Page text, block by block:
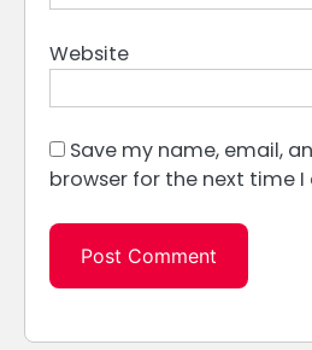
Website
Save my name, email,
browser for the next time